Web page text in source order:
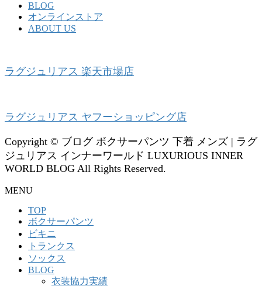
BLOG
オンラインストア
ABOUT US
ラグジュリアス 楽天市場店
ラグジュリアス ヤフーショッピング店
Copyright © ブログ ボクサーパンツ 下着 メンズ | ラグ
ジュリアス インナーワールド LUXURIOUS INNER
WORLD BLOG All Rights Reserved.
MENU
TOP
ボクサーパンツ
ビキニ
トランクス
ソックス
BLOG
衣装協力実績